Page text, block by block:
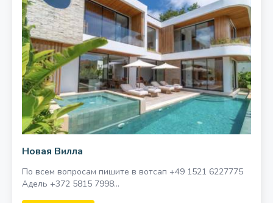
Новая Вилла
По всем вопросам пишите в вотсап +49 1521 6227775
Адель +372 5815 7998...